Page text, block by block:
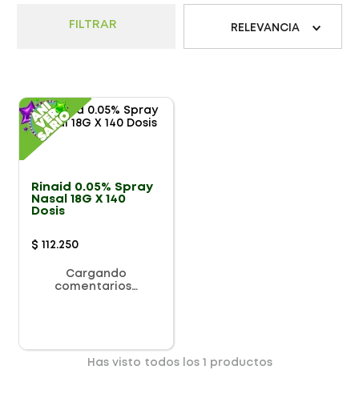
FILTRAR RELEVANCIA
Rinaid 0.05% Spray
Nasal 18G X 140
Dosis
$ 112.250
Cargando
comentarios…
Has visto todos los productos